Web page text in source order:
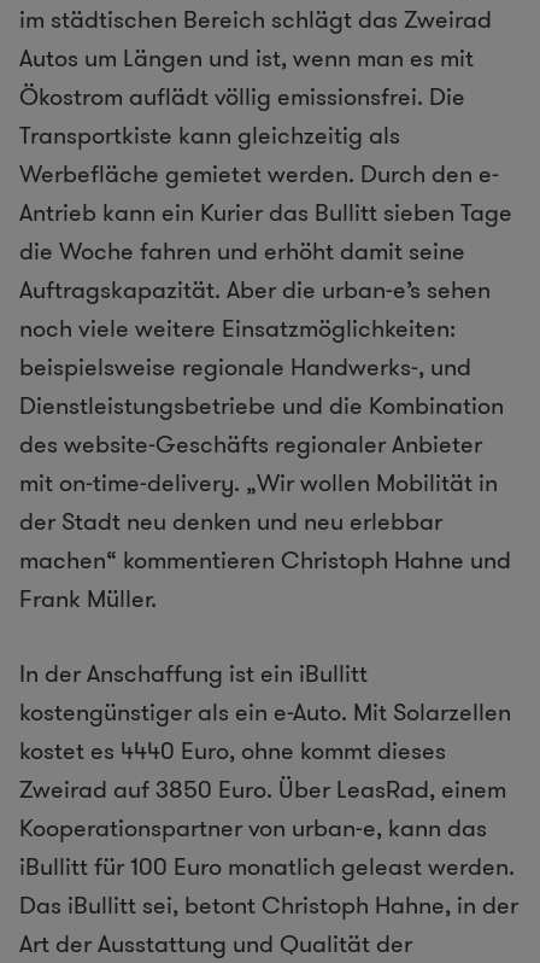
im städtischen Bereich schlägt das Zweirad
Autos um Längen und ist, wenn man es mit
Ökostrom auflädt völlig emissionsfrei. Die
Transportkiste kann gleichzeitig als
Werbefläche gemietet werden. Durch den e-
Antrieb kann ein Kurier das Bullitt sieben Tage
die Woche fahren und erhöht damit seine
Auftragskapazität. Aber die urban-e’s sehen
noch viele weitere Einsatzmöglichkeiten:
beispielsweise regionale Handwerks-, und
Dienstleistungsbetriebe und die Kombination
des website-Geschäfts regionaler Anbieter
mit on-time-delivery. „Wir wollen Mobilität in
der Stadt neu denken und neu erlebbar
machen“ kommentieren Christoph Hahne und
Frank Müller.
In der Anschaffung ist ein iBullitt
kostengünstiger als ein e-Auto. Mit Solarzellen
kostet es 4440 Euro, ohne kommt dieses
Zweirad auf 3850 Euro. Über LeasRad, einem
Kooperationspartner von urban-e, kann das
iBullitt für 100 Euro monatlich geleast werden.
Das iBullitt sei, betont Christoph Hahne, in der
Art der Ausstattung und Qualität der